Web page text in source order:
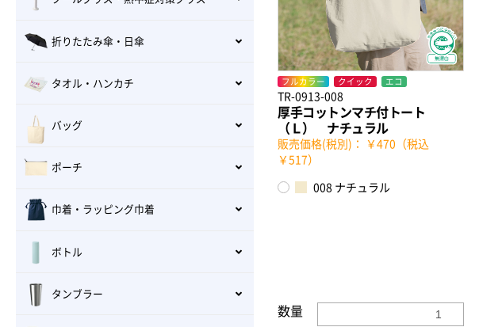
フルカラー クイック エコ
TR-0913-008
厚手コットンマチ付トート
（Ｌ） ナチュラル
販売価格(税別)： ￥470（税込
￥517）
008 ナチュラル
数量
折りたたみ傘・日傘
タオル・ハンカチ
バッグ
ポーチ
巾着・ラッピング巾着
ボトル
タンブラー